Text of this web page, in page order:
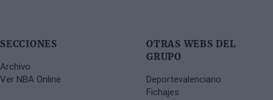
SECCIONES
Archivo
Ver NBA Online
OTRAS WEBS DEL
GRUPO
Deportevalenciano
Fichajes